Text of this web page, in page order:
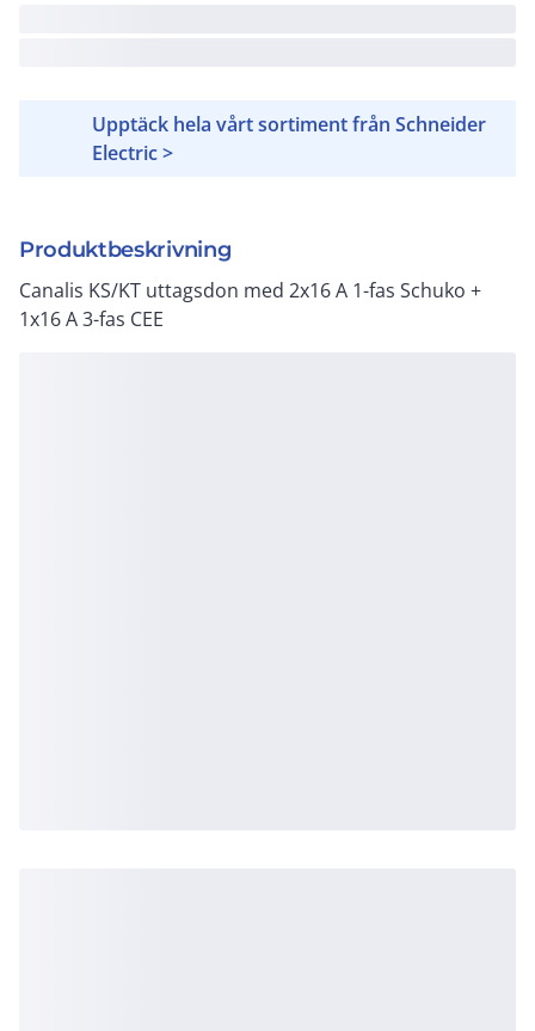
Upptäck hela vårt sortiment från Schneider
Electric >
Produktbeskrivning
Canalis KS/KT uttagsdon med 2x16 A 1-fas Schuko +
1x16 A 3-fas CEE